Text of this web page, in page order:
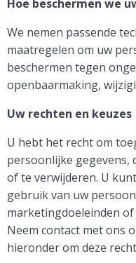
Hoe beschermen we
We nemen passende
maatregelen om uw
beschermen tegen
openbaarmaking,
Uw rechten en keuzes
U hebt het recht om
persoonlijke gegevens,
of te verwijderen. U
gebruik van uw
marketingdoeleinden
Neem contact met ons
hieronder om deze